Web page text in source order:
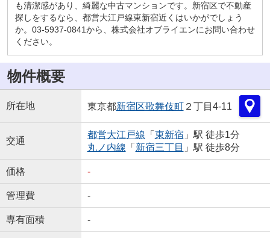
も清潔感があり、綺麗な中古マンションです。新宿区で不動産
探しをするなら、都営大江戸線東新宿近くはいかがでしょう
か。03-5937-0841から、株式会社オブライエンにお問い合わせ
ください。
物件概要
所在地 東京都新宿区歌舞伎町２丁目4-11
交通
都営大江戸線 「 東新宿 」駅 徒歩1分
丸ノ内線 「 新宿三丁目 」駅 徒歩8分
価格 -
管理費 -
専有面積 -